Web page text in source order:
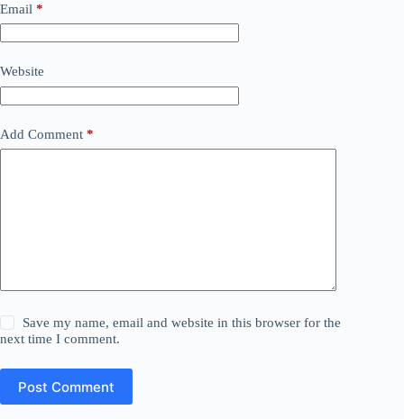
Email *
Website
Add Comment *
Save my name, email and website in this browser for the
next time I comment.
Post Comment